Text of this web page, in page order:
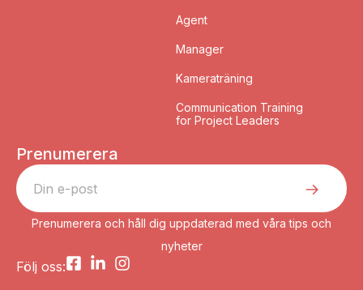
Agent
Manager
Kameraträning
Communication Training
for Project Leaders
Prenumerera
Prenumerera och håll dig uppdaterad med våra tips och
nyheter
Följ oss: